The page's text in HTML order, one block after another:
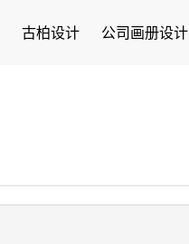
古柏设计 公司画册设计